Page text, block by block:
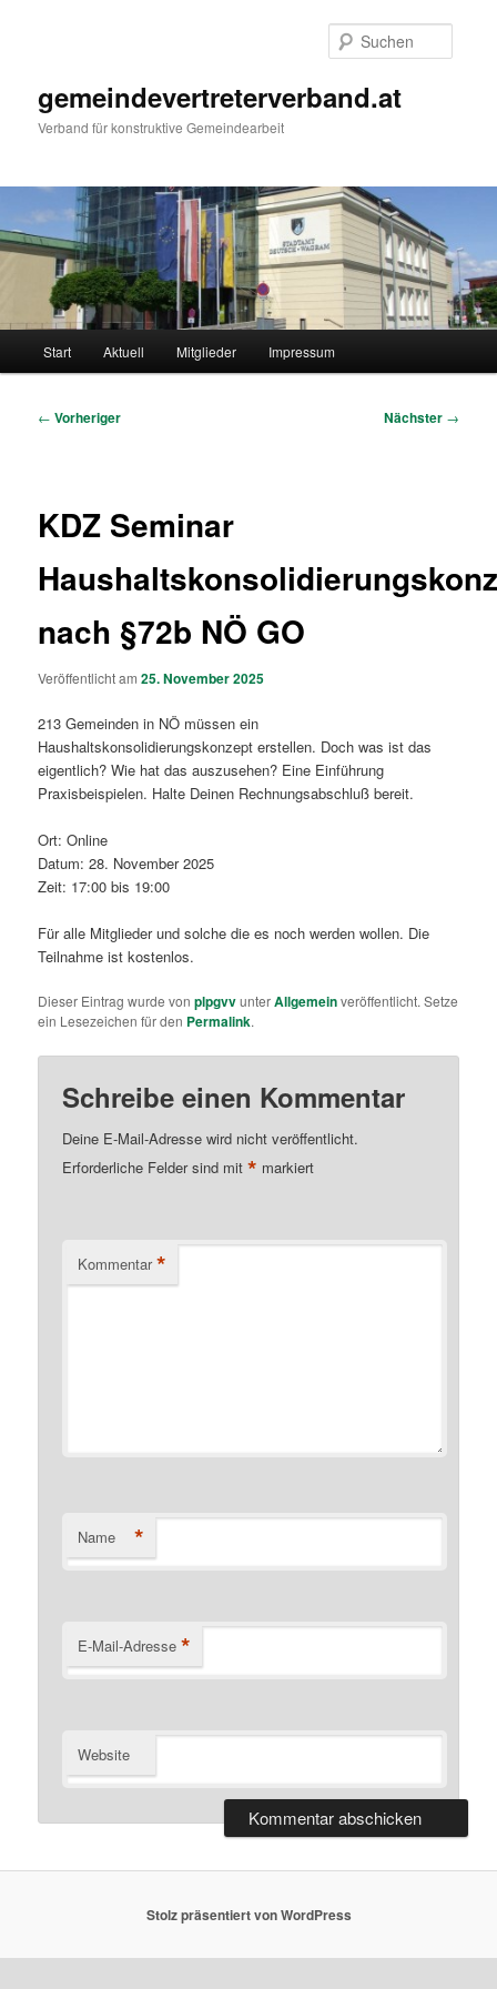
gemeindevertreterverband.at
Verband für konstruktive Gemeindearbeit
Start Aktuell Mitglieder Impressum
Beitragsnavigation
← Vorheriger Nächster →
KDZ Seminar
nach §72b NÖ GO
Veröffentlicht am25. November 2025
213 Gemeinden in NÖ müssen ein
Haushaltskonsolidierungskonzept erstellen. Doch was ist das
eigentlich? Wie hat das auszusehen? Eine Einführung
Praxisbeispielen. Halte Deinen Rechnungsabschluß bereit.
Ort: Online
Datum: 28. November 2025
Zeit: 17:00 bis 19:00
Für alle Mitglieder und solche die es noch werden wollen. Die
Teilnahme ist kostenlos.
Dieser Eintrag wurde vonplpgvvunterAllgemeinveröffentlicht. Setze
ein Lesezeichen für den Permalink.
Schreibe einen Kommentar
Deine E-Mail-Adresse wird nicht veröffentlicht.
Erforderliche Felder sind mit* markiert
Kommentar *
Name *
E-Mail-Adresse *
Website
Stolz präsentiert von WordPress